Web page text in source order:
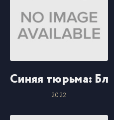
Синяя тюрьма:
2022